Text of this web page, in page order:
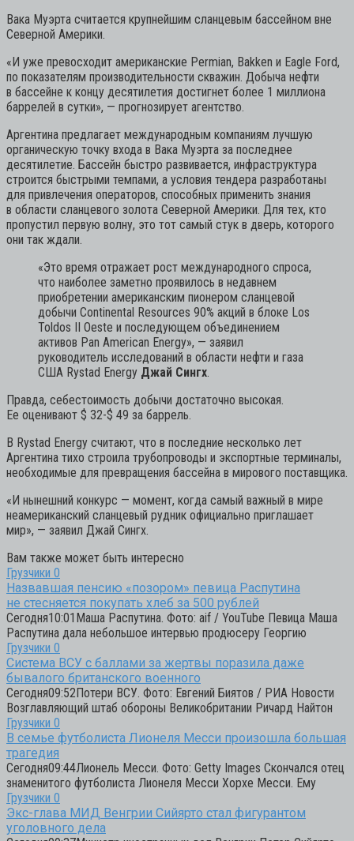
Вака Муэрта считается крупнейшим сланцевым бассейном вне
Северной Америки.
«И уже превосходит американские Permian, Bakken и Eagle Ford,
по показателям производительности скважин. Добыча нефти
в бассейне к концу десятилетия достигнет более 1 миллиона
баррелей в сутки», — прогнозирует агентство.
Аргентина предлагает международным компаниям лучшую
органическую точку входа в Вака Муэрта за последнее
десятилетие. Бассейн быстро развивается, инфраструктура
строится быстрыми темпами, а условия тендера разработаны
для привлечения операторов, способных применить знания
в области сланцевого золота Северной Америки. Для тех, кто
пропустил первую волну, это тот самый стук в дверь, которого
они так ждали.
«Это время отражает рост международного спроса,
что наиболее заметно проявилось в недавнем
приобретении американским пионером сланцевой
добычи Continental Resources 90% акций в блоке Los
Toldos II Oeste и последующем объединением
активов Pan American Energy», — заявил
руководитель исследований в области нефти и газа
США Rystad Energy Джай Сингх.
Правда, себестоимость добычи достаточно высокая.
Ее оценивают $ 32-$ 49 за баррель.
В Rystad Energy считают, что в последние несколько лет
Аргентина тихо строила трубопроводы и экспортные терминалы,
необходимые для превращения бассейна в мирового поставщика.
«И нынешний конкурс — момент, когда самый важный в мире
неамериканский сланцевый рудник официально приглашает
мир», — заявил Джай Сингх.
Вам также может быть интересно
Грузчики 0
Назвавшая пенсию «позором» певица Распутина
не стесняется покупать хлеб за 500 рублей
Сегодня10:01Маша Распутина. Фото: aif / YouTube Певица Маша
Распутина дала небольшое интервью продюсеру Георгию
Грузчики 0
Система ВСУ с баллами за жертвы поразила даже
бывалого британского военного
Сегодня09:52Потери ВСУ. Фото: Евгений Биятов / РИА Новости
Возглавляющий штаб обороны Великобритании Ричард Найтон
Грузчики 0
В семье футболиста Лионеля Месси произошла большая
трагедия
Сегодня09:44Лионель Месси. Фото: Getty Images Скончался отец
знаменитого футболиста Лионеля Месси Хорхе Месси. Ему
Грузчики 0
Экс-глава МИД Венгрии Сийярто стал фигурантом
уголовного дела